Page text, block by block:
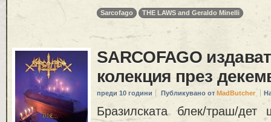
Sarcofago THE LAWS and Geraldo Minelli
SARCOFAGO
колекция през
преди 10 години Публикувано от MadButcher
Бразилската блек/траш/дет